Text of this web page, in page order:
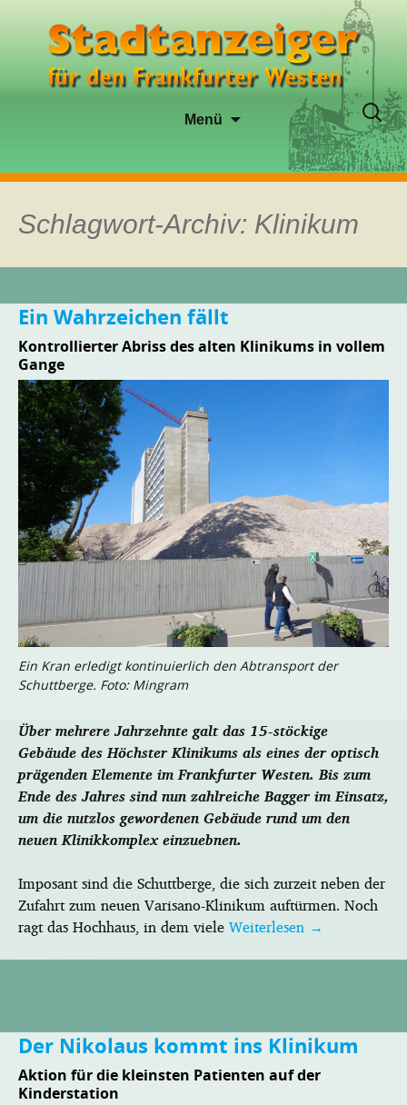
Menü
springen
Suchen
nach:
Schlagwort-Archiv: Klinikum
Ein Wahrzeichen fällt
Kontrollierter Abriss des alten Klinikums in vollem
Gange
Ein Kran erledigt kontinuierlich den Abtransport der
Schuttberge. Foto: Mingram
Über mehrere Jahrzehnte galt das 15-stöckige
Gebäude des Höchster Klinikums als eines der optisch
prägenden Elemente im Frankfurter Westen. Bis zum
Ende des Jahres sind nun zahlreiche Bagger im Einsatz,
um die nutzlos gewordenen Gebäude rund um den
neuen Klinikkomplex einzuebnen.
Imposant sind die Schuttberge, die sich zurzeit neben der
Zufahrt zum neuen Varisano-Klinikum auftürmen. Noch
ragt das Hochhaus, in dem vieleWeiterlesen →
Der Nikolaus kommt ins Klinikum
Aktion für die kleinsten Patienten auf der
Kinderstation